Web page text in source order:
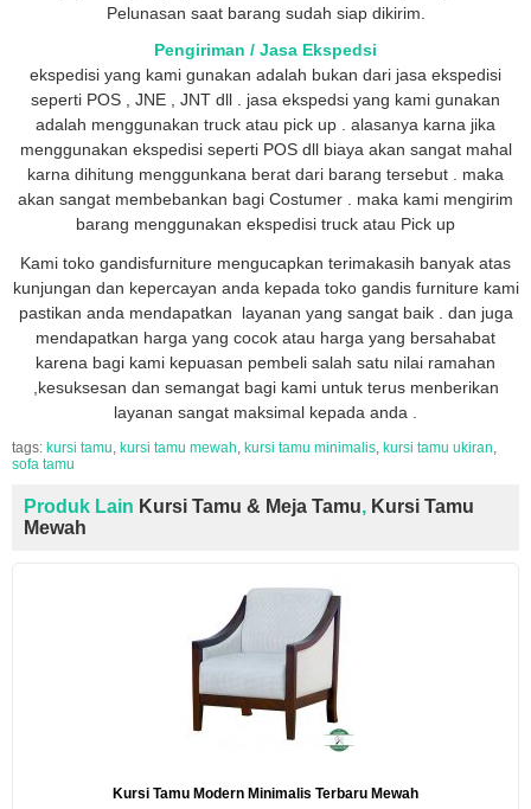
Pelunasan saat barang sudah siap dikirim.
Pengiriman / Jasa Ekspedsi
ekspedisi yang kami gunakan adalah bukan dari jasa ekspedisi
seperti POS , JNE , JNT dll . jasa ekspedsi yang kami gunakan
adalah menggunakan truck atau pick up . alasanya karna jika
menggunakan ekspedisi seperti POS dll biaya akan sangat mahal
karna dihitung menggunkana berat dari barang tersebut . maka
akan sangat membebankan bagi Costumer . maka kami mengirim
barang menggunakan ekspedisi truck atau Pick up
Kami toko gandisfurniture mengucapkan terimakasih banyak atas
kunjungan dan kepercayan anda kepada toko gandis furniture kami
pastikan anda mendapatkan layanan yang sangat baik . dan juga
mendapatkan harga yang cocok atau harga yang bersahabat
karena bagi kami kepuasan pembeli salah satu nilai ramahan
,kesuksesan dan semangat bagi kami untuk terus menberikan
layanan sangat maksimal kepada anda .
tags: kursi tamu, kursi tamu mewah, kursi tamu minimalis, kursi tamu ukiran,
sofa tamu
Produk Lain Kursi Tamu & Meja Tamu, Kursi Tamu
Mewah
Kursi Tamu Modern Minimalis Terbaru Mewah